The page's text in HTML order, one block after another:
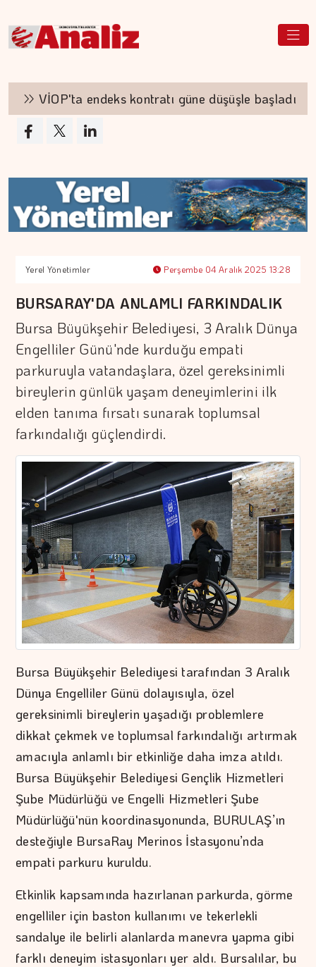
VİOP'ta endeks kontratı güne düşüşle başladı
Yerel Yönetimler Perşembe 04 Aralık 2025 13:28
BURSARAY'DA ANLAMLI FARKINDALIK
Bursa Büyükşehir Belediyesi, 3 Aralık Dünya
Engelliler Günü'nde kurduğu empati
parkuruyla vatandaşlara, özel gereksinimli
bireylerin günlük yaşam deneyimlerini ilk
elden tanıma fırsatı sunarak toplumsal
farkındalığı güçlendirdi.
Bursa Büyükşehir Belediyesi tarafından 3 Aralık
Dünya Engelliler Günü dolayısıyla, özel
gereksinimli bireylerin yaşadığı problemlere
dikkat çekmek ve toplumsal farkındalığı artırmak
amacıyla anlamlı bir etkinliğe daha imza atıldı.
Bursa Büyükşehir Belediyesi Gençlik Hizmetleri
Şube Müdürlüğü ve Engelli Hizmetleri Şube
Müdürlüğü'nün koordinasyonunda, BURULAŞ’ın
desteğiyle BursaRay Merinos İstasyonu’nda
empati parkuru kuruldu.
Etkinlik kapsamında hazırlanan parkurda, görme
engelliler için baston kullanımı ve tekerlekli
sandalye ile belirli alanlarda manevra yapma gibi
farklı deneyim istasyonları yer aldı. Bursalılar, bu